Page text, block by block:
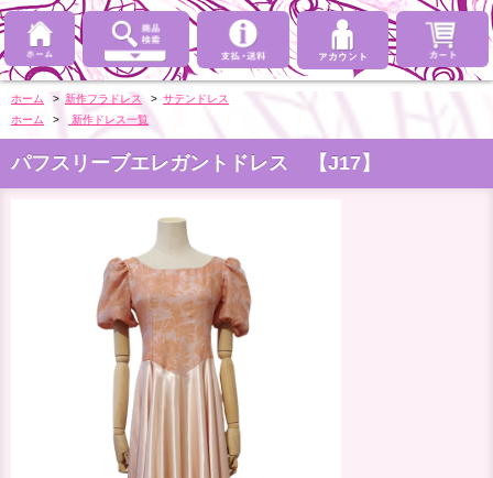
ホーム > 新作フラドレス > サテンドレス
ホーム
> 新作ドレス一覧
パフスリーブエレガントドレス 【J17】